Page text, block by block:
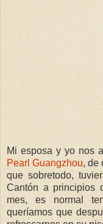
Mi esposa y yo nos
Pearl Guangzhou, de
que sobretodo,
Cantón a principios
mes, es normal
queríamos que